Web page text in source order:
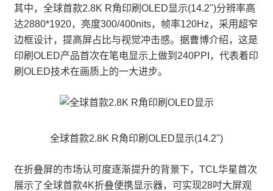
其中，全球首款2.8K R角印刷OLED显示(14.2")分辨率高
达2880*1920，亮度300/400nits，帧率120Hz，采用超窄
边框设计，提高屏占比与视觉冲击感。据曹博介绍，这是
印刷OLED产品首次在笔电显示上做到240PPI，代表着印
刷OLED技术在画质上的一大进步。
全球首款2.8K R角印刷OLED显示(14.2")
在折叠屏的市场认可度逐渐提升的背景下，TCL华星首次
展示了全球首款4K折叠便携显示器，可实现28吋大屏观